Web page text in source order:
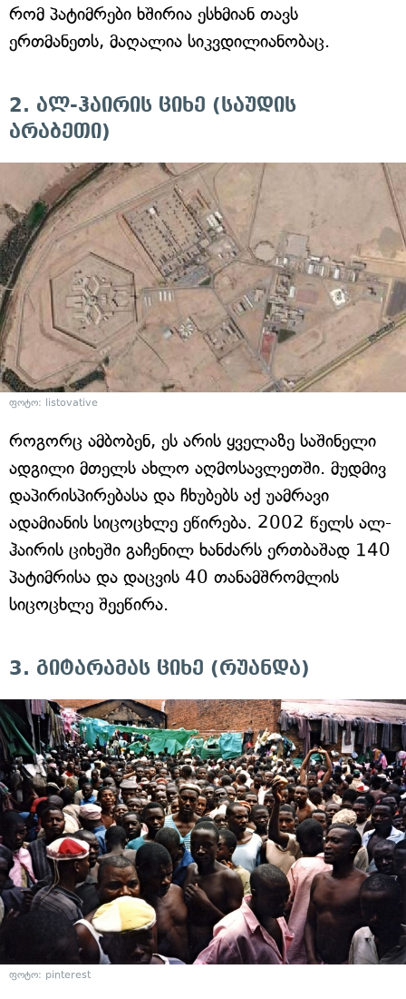
რომ პატიმრები ხშირია ესხმიან თავს
ერთმანეთს, მაღალია სიკვდილიანობაც.
2. ალ-ჰაირის ციხე (საუდის
არაბეთი)
ფოტო: listovative
როგორც ამბობენ, ეს არის ყველაზე საშინელი
ადგილი მთელს ახლო აღმოსავლეთში. მუდმივ
დაპირისპირებასა და ჩხუბებს აქ უამრავი
ადამიანის სიცოცხლე ეწირება. 2002 წელს ალ-
ჰაირის ციხეში გაჩენილ ხანძარს ერთბაშად 140
პატიმრისა და დაცვის 40 თანამშრომლის
სიცოცხლე შეეწირა.
3. გიტარამას ციხე (რუანდა)
ფოტო: pinterest